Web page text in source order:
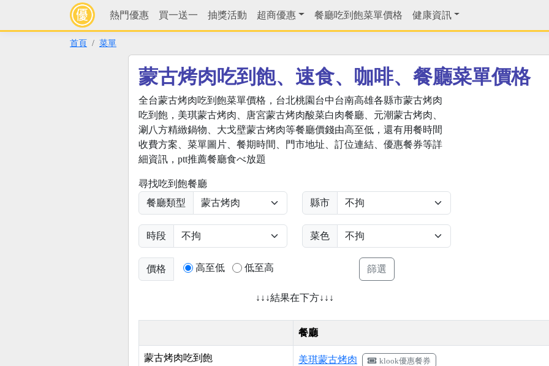
熱門優惠 買一送一 抽獎活動 超商優惠 餐廳吃到飽菜單價格 健康資訊
首頁 菜單
蒙古烤肉吃到飽、速食、咖啡、餐廳菜單價格
全台蒙古烤肉吃到飽菜單價格，台北桃園台中台南高雄各縣市蒙古烤肉
吃到飽，美琪蒙古烤肉、唐宮蒙古烤肉酸菜白肉餐廳、元潮蒙古烤肉、
涮八方精緻鍋物、大戈壁蒙古烤肉等餐廳價錢由高至低，還有用餐時間
收費方案、菜單圖片、餐期時間、門市地址、訂位連結、優惠餐券等詳
細資訊，ptt推薦餐廳食べ放題
尋找吃到飽餐廳
餐廳類型
縣市
時段 菜色
價格 高至低 低至高
↓↓↓結果在下方↓↓↓
餐廳
蒙古烤肉吃到飽 美琪蒙古烤肉 klook優惠餐券